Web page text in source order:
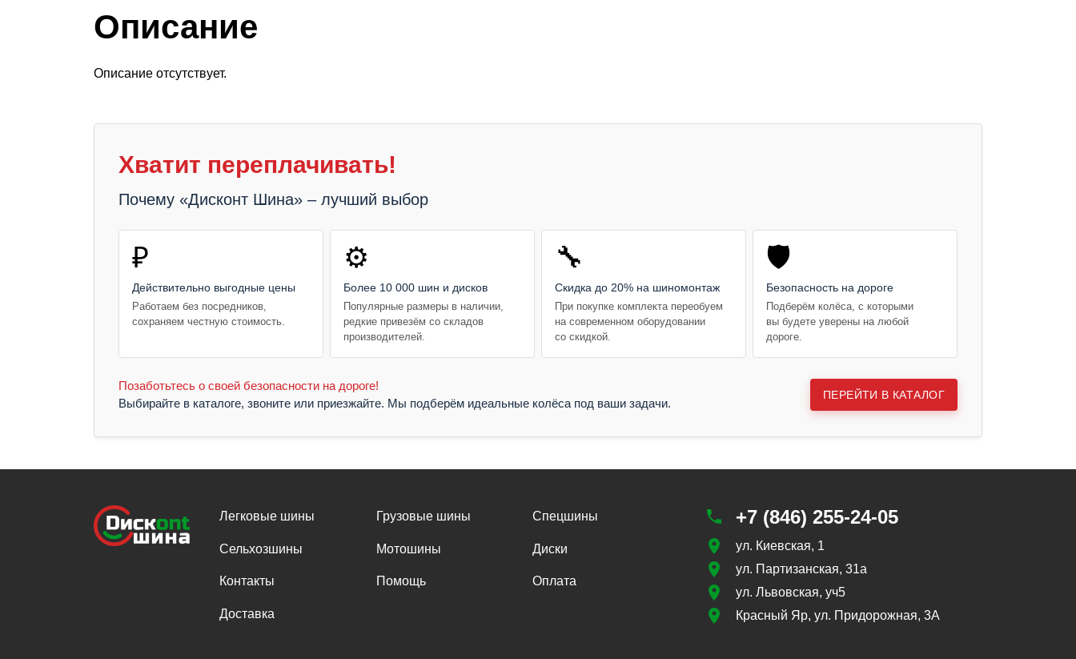
Описание
Описание отсутствует.
Хватит переплачивать!
Почему «Дисконт Шина» – лучший выбор
₽
Действительно выгодные цены
Работаем без посредников,
сохраняем честную стоимость.
⚙️
Более 10 000 шин и дисков
Популярные размеры в наличии,
редкие привезём со складов
производителей.
🔧
Скидка до 20% на шиномонтаж
При покупке комплекта переобуем
на современном оборудовании
со скидкой.
🛡️
Безопасность на дороге
Подберём колёса, с которыми
вы будете уверены на любой
дороге.
Позаботьтесь о своей безопасности на дороге!
Выбирайте в каталоге, звоните или приезжайте. Мы подберём идеальные колёса под ваши задачи.
ПЕРЕЙТИ В КАТАЛОГ
Легковые шины Грузовые шины Спецшины
Сельхозшины Мотошины Диски
Контакты Помощь Оплата
Доставка
+7 (846) 255-24-05
ул. Киевская, 1
ул. Партизанская, 31а
ул. Львовская, уч5
Красный Яр, ул. Придорожная, 3А